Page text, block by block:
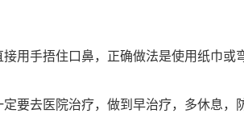
手捂住口鼻，正确做法是使用纸巾或
去医院治疗，做到早治疗，多休息，